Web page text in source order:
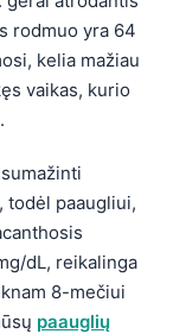
rodmuo yra 64
kelia mažiau
vaikas, kurio
todėl paaugliui,
dL, reikalinga
8-mečiui
paauglių